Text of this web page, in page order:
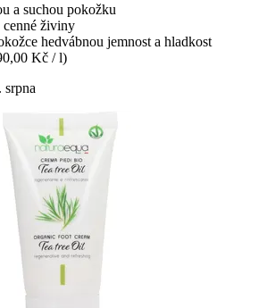
a suchou pokožku
cenné živiny
hedvábnou jemnost a hladkost
Kč / l)
srpna